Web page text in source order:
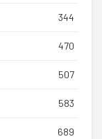
344
470
507
583
689